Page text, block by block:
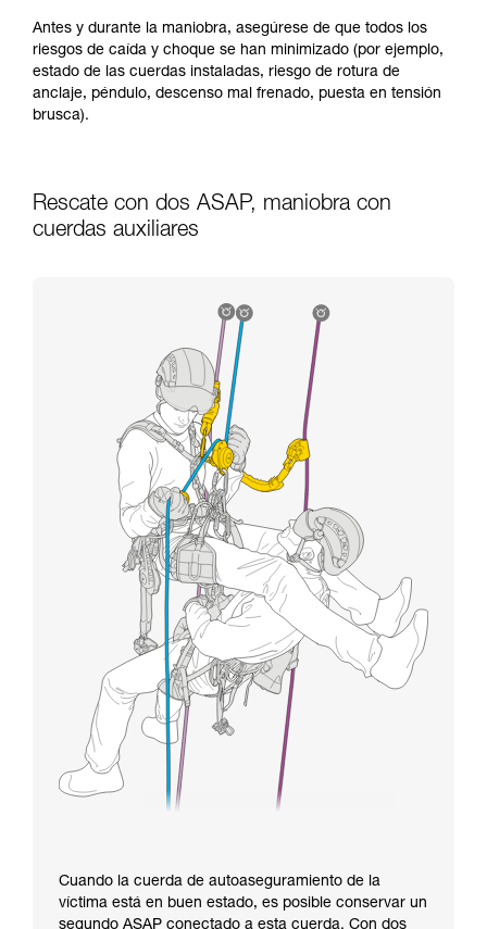
Antes y durante la maniobra, asegúrese de que todos los
riesgos de caída y choque se han minimizado (por ejemplo,
estado de las cuerdas instaladas, riesgo de rotura de
anclaje, péndulo, descenso mal frenado, puesta en tensión
brusca).
Rescate con dos ASAP, maniobra con
cuerdas auxiliares
Cuando la cuerda de autoaseguramiento de la
víctima está en buen estado, es posible conservar un